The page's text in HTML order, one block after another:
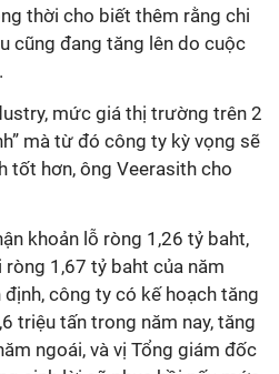
thời cho biết thêm rằng chi
cũng đang tăng lên do cuộc
mức giá thị trường trên 2
mà từ đó công ty kỳ vọng sẽ
tốt hơn, ông Veerasith cho
khoản lỗ ròng 1,26 tỷ baht,
1,67 tỷ baht của năm
công ty có kế hoạch tăng
triệu tấn trong năm nay, tăng
ngoái, và vị Tổng giám đốc